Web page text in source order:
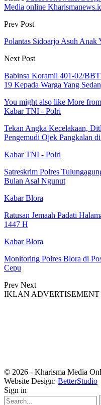
Media online
Prev Post
Polantas Sidoarjo Asuh Anak
Next Post
Babinsa Koramil 401-02/
19 Kepada Warga Yang
You might also like More
Kabar TNI - Polri
Tekan Angka Kecelakaan,
Pengemudi Ojek Pangkalan
Kabar TNI - Polri
Satreskrim Polres
Bulan Asal Ngunut
Kabar Blora
Ratusan Jemaah Padati
1447 H
Kabar Blora
Monitoring Polres Blora di
Cepu
Prev Next
IKLAN ADVERTISEMENT
© 2026 - Kharisma Media
Website Design: BetterStudio
Sign in